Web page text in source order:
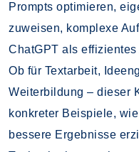
Prompts optimieren,
zuweisen, komplexe
ChatGPT als
Ob für Textarbeit,
Weiterbildung – dieser
konkreter Beispiele,
bessere Ergebnisse